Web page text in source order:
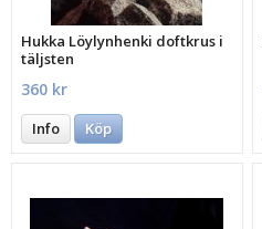
Hukka Löylynhenki doftkrus i
täljsten
360 kr
Info Köp